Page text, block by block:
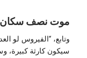
موت نصف سكان
وتابع، “الفيروس لو
سيكون كارثة